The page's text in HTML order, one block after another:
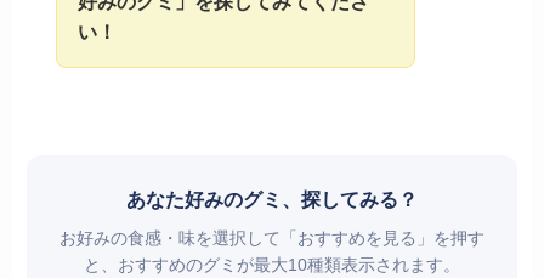
い！
あなた好みのグミ、探してみる？
お好みの食感・味を選択して「おすすめを見る」を押す
と、おすすめのグミが最大10種類表示されます。